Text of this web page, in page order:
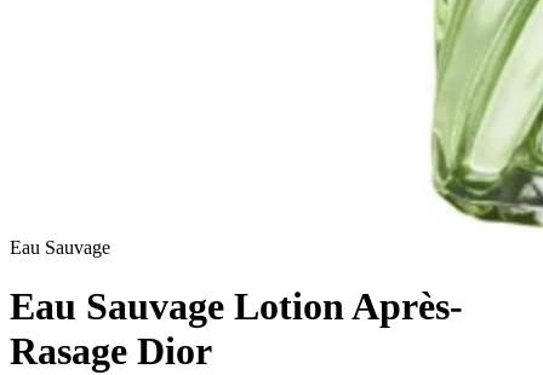
Eau Sauvage
Eau Sauvage Lotion Après-
Rasage Dior